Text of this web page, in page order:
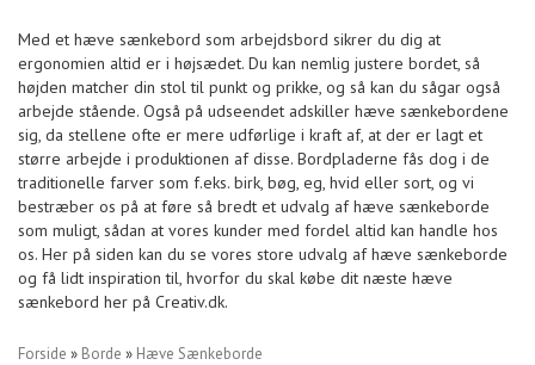
Med et hæve sænkebord som arbejdsbord sikrer du dig at
ergonomien altid er i højsædet. Du kan nemlig justere bordet, så
højden matcher din stol til punkt og prikke, og så kan du sågar også
arbejde stående. Også på udseendet adskiller hæve sænkebordene
sig, da stellene ofte er mere udførlige i kraft af, at der er lagt et
større arbejde i produktionen af disse. Bordpladerne fås dog i de
traditionelle farver som f.eks. birk, bøg, eg, hvid eller sort, og vi
bestræber os på at føre så bredt et udvalg af hæve sænkeborde
som muligt, sådan at vores kunder med fordel altid kan handle hos
os. Her på siden kan du se vores store udvalg af hæve sænkeborde
og få lidt inspiration til, hvorfor du skal købe dit næste hæve
sænkebord her på Creativ.dk.
Forside » Borde » Hæve Sænkeborde